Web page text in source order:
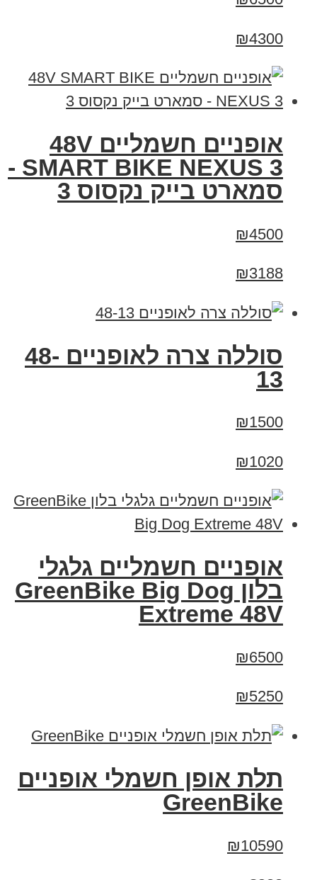
₪4300
אופניים חשמליים 48V
SMART BIKE NEXUS 3 -
סמארט בייק נקסוס 3
₪4500
₪3188
סוללה צרה לאופניים 48-
13
₪1500
₪1020
אופניים חשמליים גלגלי
בלון GreenBike Big Dog
Extreme 48V
₪6500
₪5250
תלת אופן חשמלי אופניים
GreenBike
₪10590